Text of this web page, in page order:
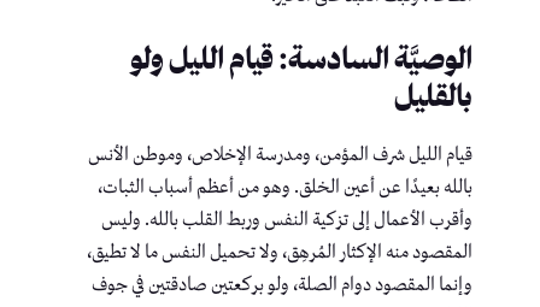
الوصيَّة السادسة: قيام الليل ولو
بالقليل
قيام الليل شرف المؤمن، ومدرسة الإخلاص، وموطن الأنس
بالله بعيدًا عن أعين الخلق. وهو من أعظم أسباب الثبات،
وأقرب الأعمال إلى تزكية النفس وربط القلب بالله. وليس
المقصود منه الإكثار المُرهِق، ولا تحميل النفس ما لا تطيق،
وإنما المقصود دوام الصلة، ولو بركعتين صادقتين في جوف